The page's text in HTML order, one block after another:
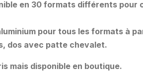
en 30 formats différents pour
pour tous les formats à
dos avec patte chevalet.
mais disponible en boutique.